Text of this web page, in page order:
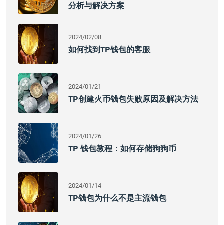
分析与解决方案
2024/02/08
如何找到TP钱包的客服
2024/01/21
TP创建火币钱包失败原因及解决方法
2024/01/26
TP 钱包教程：如何存储狗狗币
2024/01/14
TP钱包为什么不是主流钱包